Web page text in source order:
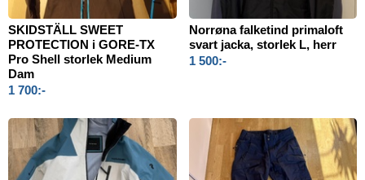
SKIDSTÄLL SWEET
PROTECTION i GORE-TX
Pro Shell storlek Medium
Dam
1 700:-
Norrøna falketind primaloft
svart jacka, storlek L, herr
1 500:-